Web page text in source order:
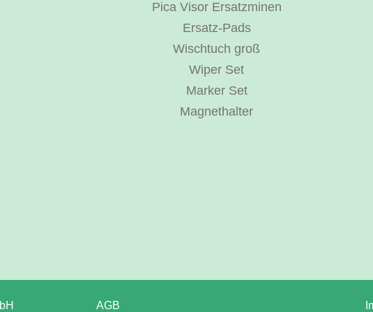
Pica Visor Ersatzminen
Ersatz-Pads
Wischtuch groß
Wiper Set
Marker Set
Magnethalter
AGB